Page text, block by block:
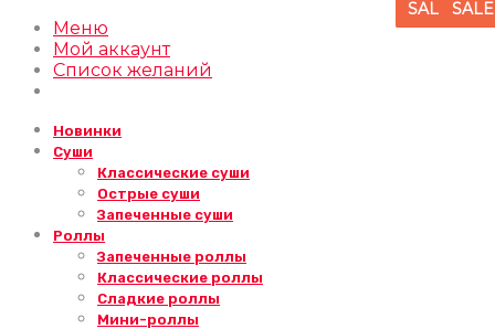
Меню
Мой аккаунт
Список желаний
Новинки
Суши
Классические суши
Острые суши
Запеченные суши
Роллы
Запеченные роллы
Классические роллы
Сладкие роллы
Мини-роллы
SALE SALE
SALE SALE
SALE SALE
SALE SALE
SALE SALE
SALE SALE
SALE SALE